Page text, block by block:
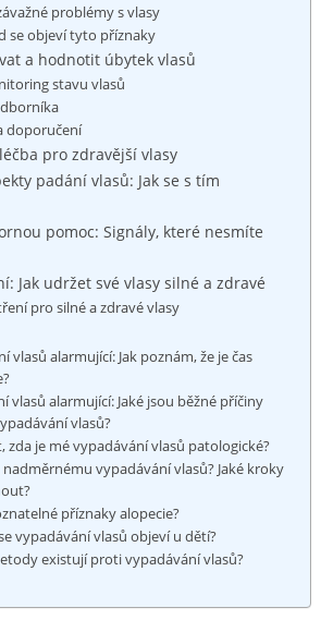
problémy s vlasy
se objeví tyto příznaky
a hodnotit úbytek vlasů
stavu vlasů
doporučení
pro zdravější vlasy
padání vlasů: Jak se s tím
pomoc: Signály, které nesmíte
Jak udržet své vlasy silné a zdravé
pro silné a zdravé vlasy
vlasů alarmující: Jak poznám, že je čas
vlasů alarmující: Jaké jsou běžné příčiny
vlasů?
zda je mé vypadávání vlasů patologické?
vypadávání vlasů? Jaké kroky
příznaky alopecie?
vypadávání vlasů objeví u dětí?
existují proti vypadávání vlasů?